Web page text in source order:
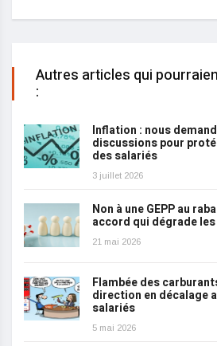
Autres articles qui
:
Inflation : nous
discussions pour
des salariés
3 juillet 2026
Non à une GEPP au
accord qui dégrade
21 mai 2026
Flambée des
direction en décalage
salariés
5 mai 2026